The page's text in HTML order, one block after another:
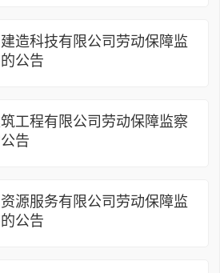
造科技有限公司劳动保障监
公告
工程有限公司劳动保障监察
告
源服务有限公司劳动保障监
公告